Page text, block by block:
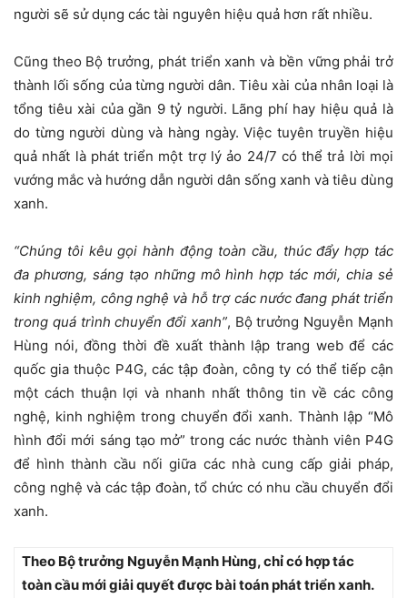
người sẽ sử dụng các tài nguyên hiệu quả hơn rất nhiều.
Cũng theo Bộ trưởng, phát triển xanh và bền vững phải trở
thành lối sống của từng người dân. Tiêu xài của nhân loại là
tổng tiêu xài của gần 9 tỷ người. Lãng phí hay hiệu quả là
do từng người dùng và hàng ngày. Việc tuyên truyền hiệu
quả nhất là phát triển một trợ lý ảo 24/7 có thể trả lời mọi
vướng mắc và hướng dẫn người dân sống xanh và tiêu dùng
xanh.
“Chúng tôi kêu gọi hành động toàn cầu, thúc đẩy hợp tác
đa phương, sáng tạo những mô hình hợp tác mới, chia sẻ
kinh nghiệm, công nghệ và hỗ trợ các nước đang phát triển
trong quá trình chuyển đổi xanh”, Bộ trưởng Nguyễn Mạnh
Hùng nói, đồng thời đề xuất thành lập trang web để các
quốc gia thuộc P4G, các tập đoàn, công ty có thể tiếp cận
một cách thuận lợi và nhanh nhất thông tin về các công
nghệ, kinh nghiệm trong chuyển đổi xanh. Thành lập “Mô
hình đổi mới sáng tạo mở” trong các nước thành viên P4G
để hình thành cầu nối giữa các nhà cung cấp giải pháp,
công nghệ và các tập đoàn, tổ chức có nhu cầu chuyển đổi
xanh.
Theo Bộ trưởng Nguyễn Mạnh Hùng, chỉ có hợp tác
toàn cầu mới giải quyết được bài toán phát triển xanh.